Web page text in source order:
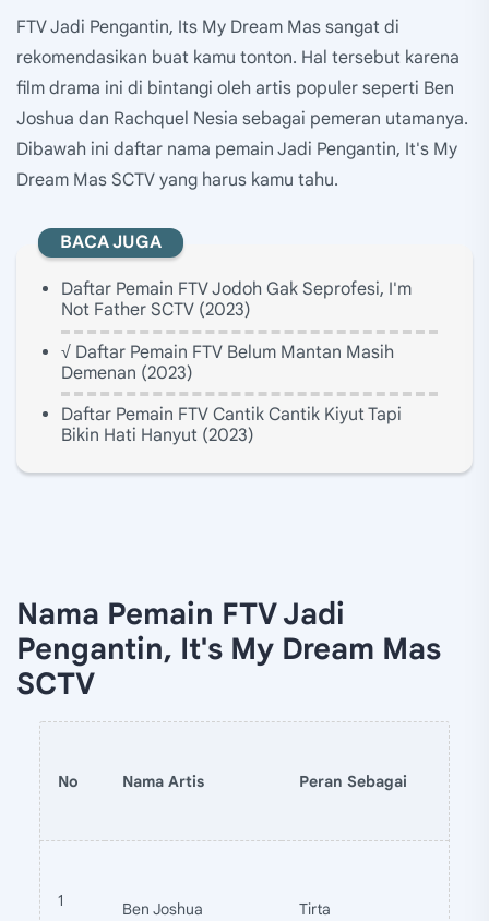
FTV Jadi Pengantin, Its My Dream Mas sangat di
rekomendasikan buat kamu tonton. Hal tersebut karena
film drama ini di bintangi oleh artis populer seperti Ben
Joshua dan Rachquel Nesia sebagai pemeran utamanya.
Dibawah ini daftar nama pemain Jadi Pengantin, It's My
Dream Mas SCTV yang harus kamu tahu.
BACA JUGA
Daftar Pemain FTV Jodoh Gak Seprofesi, I'm
Not Father SCTV (2023)
√ Daftar Pemain FTV Belum Mantan Masih
Demenan (2023)
Daftar Pemain FTV Cantik Cantik Kiyut Tapi
Bikin Hati Hanyut (2023)
Nama Pemain FTV Jadi
Pengantin, It's My Dream Mas
SCTV
No Nama Artis Peran Sebagai
1 Ben Joshua Tirta